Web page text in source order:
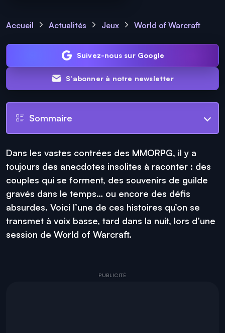
Accueil Actualités Jeux World of Warcraft
Suivez-nous sur Google
S'abonner à notre newsletter
Sommaire
Dans les vastes contrées des MMORPG, il y a
toujours des anecdotes insolites à raconter : des
couples qui se forment, des souvenirs de guilde
gravés dans le temps… ou encore des défis
absurdes. Voici l’une de ces histoires qu’on se
transmet à voix basse, tard dans la nuit, lors d’une
session de World of Warcraft.